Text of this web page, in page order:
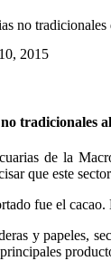
no
2015
tradicionales
de la
que este
fue el cacao.
y papeles,